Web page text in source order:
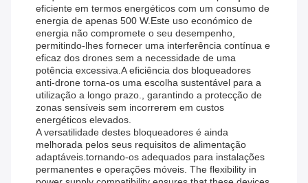
eficiente em termos energéticos com um consumo de
energia de apenas 500 W.Este uso económico de
energia não compromete o seu desempenho,
permitindo-lhes fornecer uma interferência contínua e
eficaz dos drones sem a necessidade de uma
potência excessiva.A eficiência dos bloqueadores
anti-drone torna-os uma escolha sustentável para a
utilização a longo prazo., garantindo a protecção de
zonas sensíveis sem incorrerem em custos
energéticos elevados.
A versatilidade destes bloqueadores é ainda
melhorada pelos seus requisitos de alimentação
adaptáveis.tornando-os adequados para instalações
permanentes e operações móveis. The flexibility in